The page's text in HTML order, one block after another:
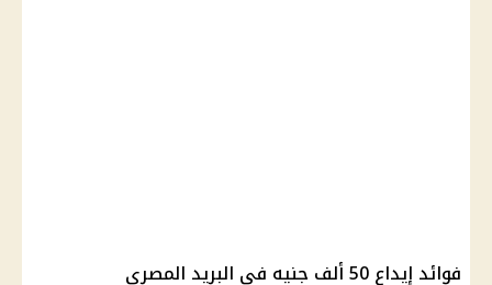
فوائد إيداع 50 ألف جنيه في البريد المصري